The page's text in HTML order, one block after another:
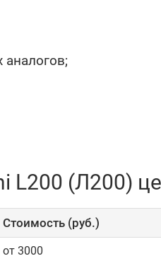
L200 (Л200)
Cтоимость (руб.)
от 3000